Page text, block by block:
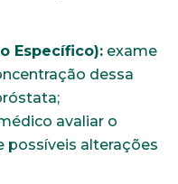
Específico): exame
dessa
avaliar o
possíveis alterações